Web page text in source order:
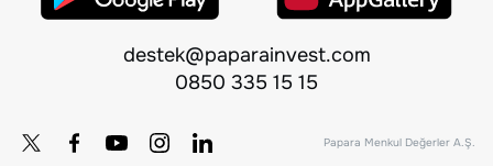
destek@paparainvest.com
0850 335 15 15
Papara Menkul Değerler A.Ş.